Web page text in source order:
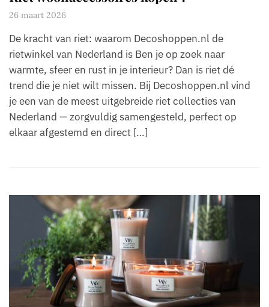
26 maart 2026
De kracht van riet: waarom Decoshoppen.nl de
rietwinkel van Nederland is Ben je op zoek naar
warmte, sfeer en rust in je interieur? Dan is riet dé
trend die je niet wilt missen. Bij Decoshoppen.nl vind
je een van de meest uitgebreide riet collecties van
Nederland — zorgvuldig samengesteld, perfect op
elkaar afgestemd en direct […]